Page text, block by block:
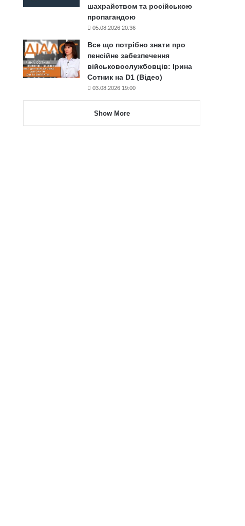
шахрайством та російською
пропагандою
05.08.2026 20:36
Все що потрібно знати про
пенсійне забезпечення
військовослужбовців: Ірина
Сотник на D1 (Відео)
03.08.2026 19:00
Show More